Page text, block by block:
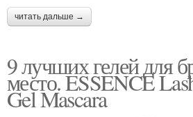
читать дальше →
9 лучших гелей для
место. ESSENCE
Gel Mascara